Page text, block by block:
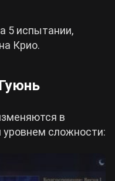
5 испытании,
Крио.
в
сложности: